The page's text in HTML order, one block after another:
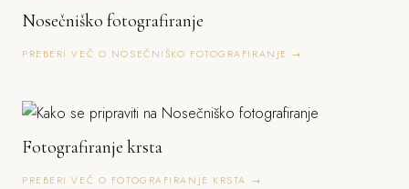
Nosečniško fotografiranje
PREBERI VEČ O NOSEČNIŠKO FOTOGRAFIRANJE →
Fotografiranje krsta
PREBERI VEČ O FOTOGRAFIRANJE KRSTA →